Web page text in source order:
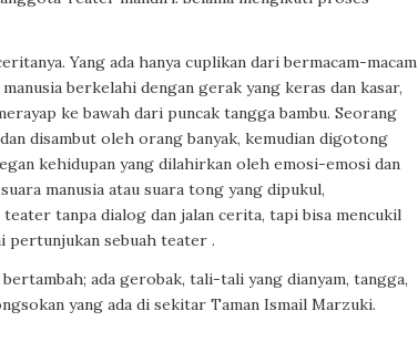
Yang ada hanya cuplikan dari bermacam-macam
berkelahi dengan gerak yang keras dan kasar,
ke bawah dari puncak tangga bambu. Seorang
disambut oleh orang banyak, kemudian digotong
kehidupan yang dilahirkan oleh emosi-emosi dan
manusia atau suara tong yang dipukul,
tanpa dialog dan jalan cerita, tapi bisa mencukil
pertunjukan sebuah teater .
ada gerobak, tali-tali yang dianyam, tangga,
yang ada di sekitar Taman Ismail Marzuki.